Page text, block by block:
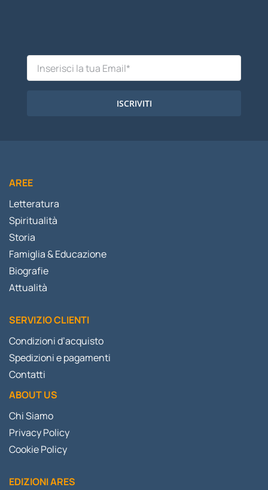
ISCRIVITI
AREE
Letteratura
Spiritualità
Storia
Famiglia & Educazione
Biografie
Attualità
SERVIZIO CLIENTI
Condizioni d’acquisto
Spedizioni e pagamenti
Contatti
ABOUT US
Chi Siamo
Privacy Policy
Cookie Policy
EDIZIONI ARES